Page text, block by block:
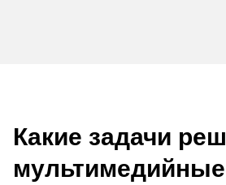
Какие задачи
мультимедийные